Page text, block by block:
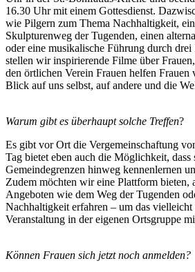
16.30 Uhr mit einem Gottesdienst.
wie Pilgern zum Thema Nachhaltigkeit,
Skulpturenweg der Tugenden, einen
oder eine musikalische Führung durch
stellen wir inspirierende Filme über
den örtlichen Verein Frauen helfen Frauen
Blick auf uns selbst, auf andere und die
Warum gibt es überhaupt solche Treffen?
Es gibt vor Ort die Vergemeinschaftung
Tag bietet eben auch die Möglichkeit, dass
Gemeindegrenzen hinweg kennenlernen
Zudem möchten wir eine Plattform bieten,
Angeboten wie dem Weg der Tugenden
Nachhaltigkeit erfahren – um das vielleicht
Veranstaltung in der eigenen Ortsgruppe
Können Frauen sich jetzt noch anmelden?